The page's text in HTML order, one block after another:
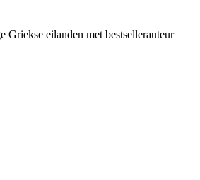
Griekse eilanden met bestsellerauteur